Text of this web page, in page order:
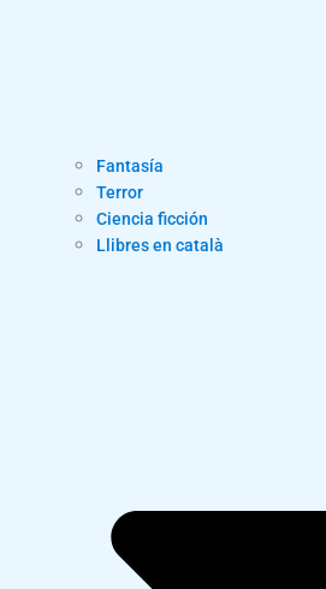
Fantasía
Terror
Ciencia ficción
Llibres en català